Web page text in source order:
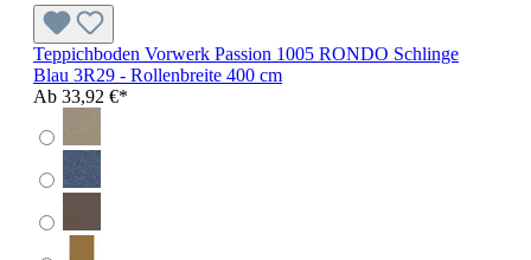
Teppichboden Vorwerk Passion 1005 RONDO Schlinge
Blau 3R29 - Rollenbreite 400 cm
Ab 33,92 €*